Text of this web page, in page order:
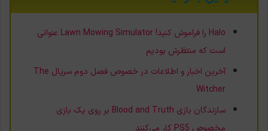
Halo را فراموش کنید! Lawn Mowing Simulator عنوانی
است که منتظرش بودیم
آخرین اخبار و اطلاعات در خصوص فصل دوم سریال The
Witcher
سازندگان بازی Blood and Truth بر روی یک بازی
مخصوص PS5 کار می‌کنند